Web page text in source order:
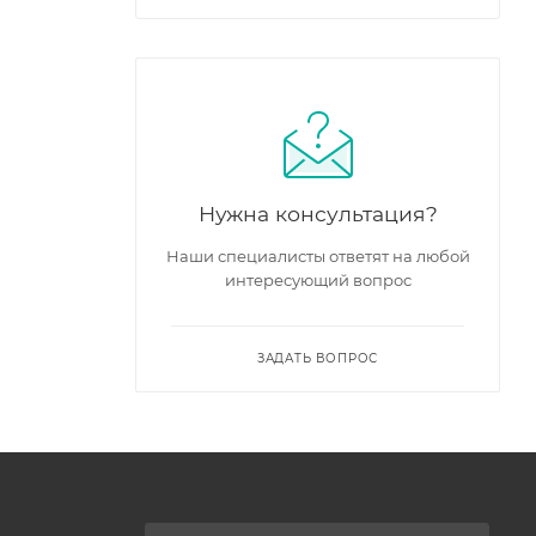
Нужна консультация?
Наши специалисты ответят на любой
интересующий вопрос
ЗАДАТЬ ВОПРОС